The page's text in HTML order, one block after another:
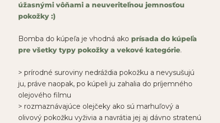
úžasnými vôňami a neuveriteľnou jemnosťou
pokožky :)
Bomba do kúpeľa je vhodná ako prísada do kúpeľa
pre všetky typy pokožky a vekové kategórie.
> prírodné suroviny nedráždia pokožku a nevysušujú
ju, práve naopak, po kúpeli ju zahalia do príjemného
olejového filmu
> rozmaznávajúce olejčeky ako sú marhuľový a
olivový pokožku vyživia a navrátia jej aj dávno stratenú